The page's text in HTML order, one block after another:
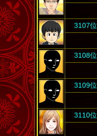
3107位
3108位
3109位
3110位